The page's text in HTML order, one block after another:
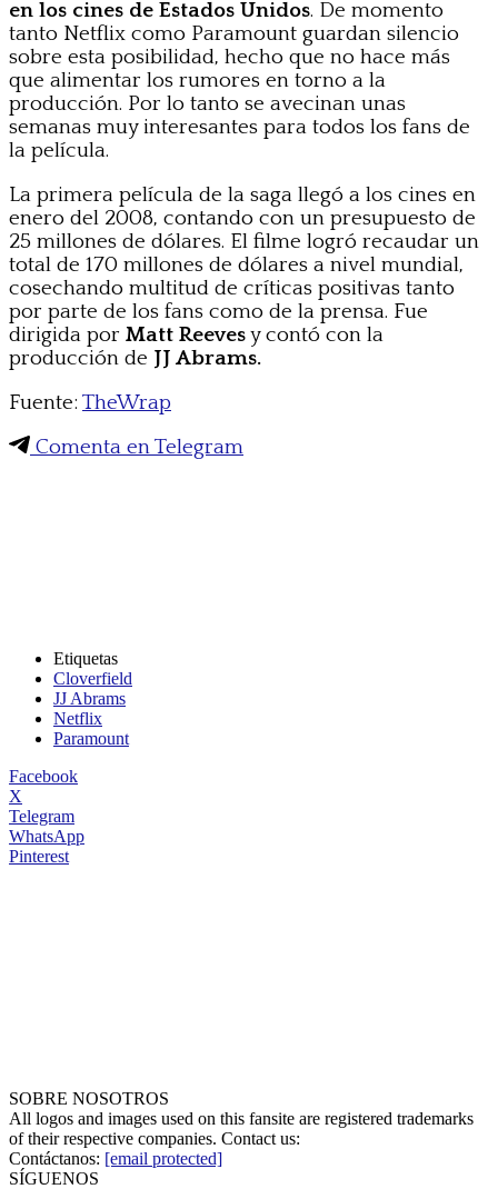
en los cines de Estados Unidos. De momento
tanto Netflix como Paramount guardan silencio
sobre esta posibilidad, hecho que no hace más
que alimentar los rumores en torno a la
producción. Por lo tanto se avecinan unas
semanas muy interesantes para todos los fans de
la película.
La primera película de la saga llegó a los cines en
enero del 2008, contando con un presupuesto de
25 millones de dólares. El filme logró recaudar un
total de 170 millones de dólares a nivel mundial,
cosechando multitud de críticas positivas tanto
por parte de los fans como de la prensa. Fue
dirigida por Matt Reevesy contó con la
producción de JJ Abrams.
Fuente: TheWrap
Comenta en Telegram
Etiquetas
Cloverfield
JJ Abrams
Netflix
Paramount
Facebook
X
Telegram
WhatsApp
Pinterest
SOBRE NOSOTROS
All logos and images used on this fansite are registered trademarks
of their respective companies. Contact us:
Contáctanos: [email protected]
SÍGUENOS